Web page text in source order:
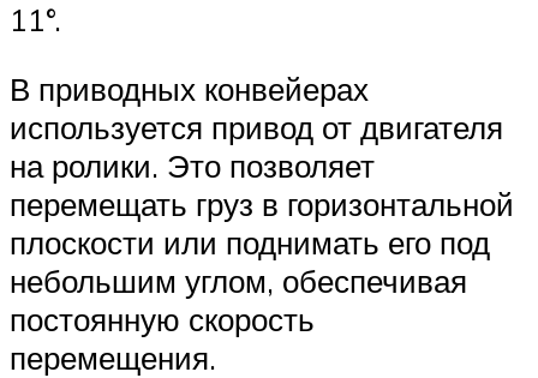
11°.
В приводных конвейерах
используется привод от двигателя
на ролики. Это позволяет
перемещать груз в горизонтальной
плоскости или поднимать его под
небольшим углом, обеспечивая
постоянную скорость
перемещения.